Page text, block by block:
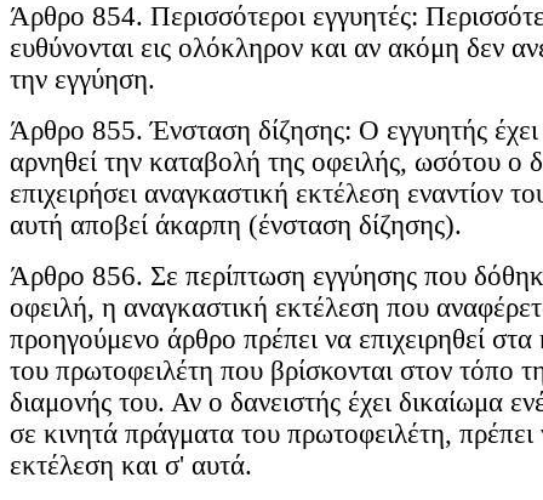
Άρθρο 854. Περισσότεροι εγγυητές:
ευθύνονται εις ολόκληρον και αν ακόμη δεν
την εγγύηση.
Άρθρο 855. Ένσταση δίζησης: Ο εγγυητής
αρνηθεί την καταβολή της οφειλής, ωσότου ο
επιχειρήσει αναγκαστική εκτέλεση εναντίον
αυτή αποβεί άκαρπη (ένσταση δίζησης).
Άρθρο 856. Σε περίπτωση εγγύησης που
οφειλή, η αναγκαστική εκτέλεση που
προηγούμενο άρθρο πρέπει να επιχειρηθεί
του πρωτοφειλέτη που βρίσκονται στον τόπο
διαμονής του. Αν ο δανειστής έχει δικαίωμα
σε κινητά πράγματα του πρωτοφειλέτη, πρέπει
εκτέλεση και σ' αυτά.